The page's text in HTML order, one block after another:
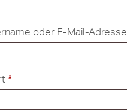
oder E-Mail-Adresse
*